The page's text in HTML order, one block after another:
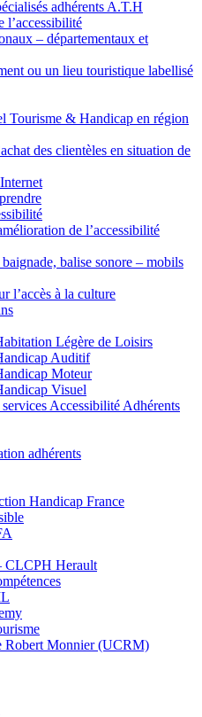
adhérents A.T.H
l’accessibilité
– départementaux et
ou un lieu touristique labellisé
Tourisme & Handicap en région
des clientèles en situation de
de l’accessibilité
balise sonore – mobils
l’accès à la culture
Légère de Loisirs
Auditif
Moteur
Visuel
services Accessibilité Adhérents
adhérents
Handicap France
CLCPH Herault
Robert Monnier (UCRM)